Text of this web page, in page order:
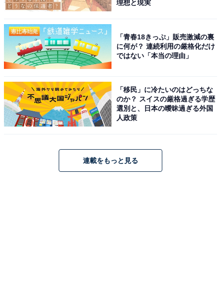
理想と現実
「青春18きっぷ」販売激減の裏
に何が？ 連続利用の厳格化だけ
ではない「本当の理由」
「移民」に冷たいのはどっちな
のか？ スイスの厳格過ぎる学歴
選別と、日本の曖昧過ぎる外国
人政策
連載をもっと見る